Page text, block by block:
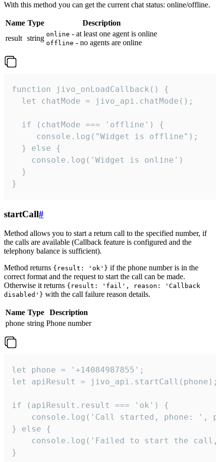
With this method you can get the current chat status: online/offline.
Name Type
Description
result string online - at least one agent is online
offline - no agents are online
function jivo_onLoadCallback() {
  let chatMode = jivo_api.chatMode();
  if (chatMode === 'offline') {
     console.log("Widget is offline");
  } else {
    console.log('Widget is online')
  }
}
startCall#
Method allows you to start a return call to the specified number, if
the calls are available (Callback feature is configured and the
telephony balance is sufficient).
Method returns {result: 'ok'} if the phone number is in the
correct format and the request to start the call can be made.
Otherwise it returns {result: 'fail', reason: 'Callback
disabled'} with the call failure reason details.
Name Type
Description
phone string Phone number
let phone = '+14084987855';
let apiResult = jivo_api.startCall(phone);
if (apiResult.result === 'ok') {
console.log('Call started, phone: ',
} else {
console.log('Failed to start the
}